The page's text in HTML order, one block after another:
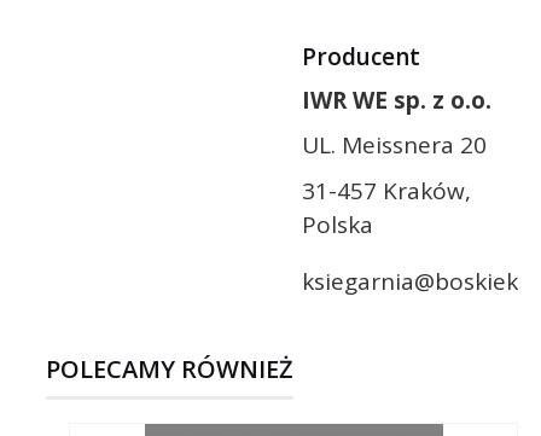
Producent
IWR WE sp. z o.o.
UL. Meissnera 20
31-457 Kraków,
Polska
POLECAMY RÓWNIEŻ